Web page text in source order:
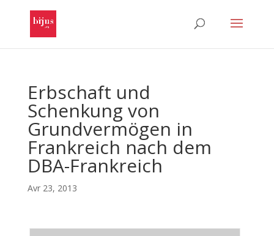
Erbschaft und
Schenkung von
Grundvermögen in
Frankreich nach dem
DBA-Frankreich
Avr 23, 2013